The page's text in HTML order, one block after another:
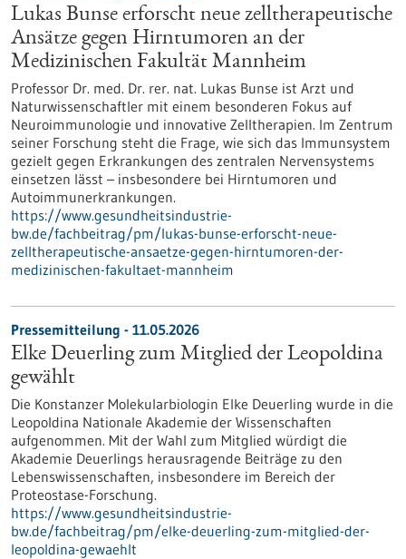
Lukas Bunse erforscht neue zelltherapeutische
Ansätze gegen Hirntumoren an der
Medizinischen Fakultät Mannheim
Professor Dr. med. Dr. rer. nat. Lukas Bunse ist Arzt und
Naturwissenschaftler mit einem besonderen Fokus auf
Neuroimmunologie und innovative Zelltherapien. Im Zentrum
seiner Forschung steht die Frage, wie sich das Immunsystem
gezielt gegen Erkrankungen des zentralen Nervensystems
einsetzen lässt – insbesondere bei Hirntumoren und
Autoimmunerkrankungen.
https://www.gesundheitsindustrie-
bw.de/fachbeitrag/pm/lukas-bunse-erforscht-neue-
zelltherapeutische-ansaetze-gegen-hirntumoren-der-
medizinischen-fakultaet-mannheim
Pressemitteilung - 11.05.2026
Elke Deuerling zum Mitglied der Leopoldina
gewählt
Die Konstanzer Molekularbiologin Elke Deuerling wurde in die
Leopoldina Nationale Akademie der Wissenschaften
aufgenommen. Mit der Wahl zum Mitglied würdigt die
Akademie Deuerlings herausragende Beiträge zu den
Lebenswissenschaften, insbesondere im Bereich der
Proteostase-Forschung.
https://www.gesundheitsindustrie-
bw.de/fachbeitrag/pm/elke-deuerling-zum-mitglied-der-
leopoldina-gewaehlt